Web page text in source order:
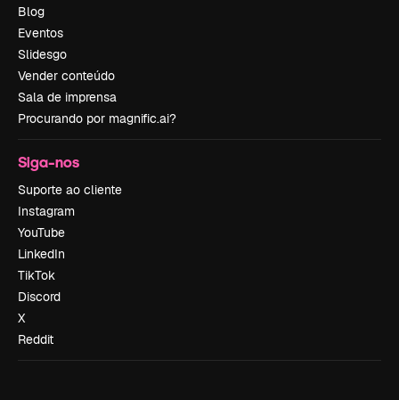
Blog
Eventos
Slidesgo
Vender conteúdo
Sala de imprensa
Procurando por magnific.ai?
Siga-nos
Suporte ao cliente
Instagram
YouTube
LinkedIn
TikTok
Discord
X
Reddit